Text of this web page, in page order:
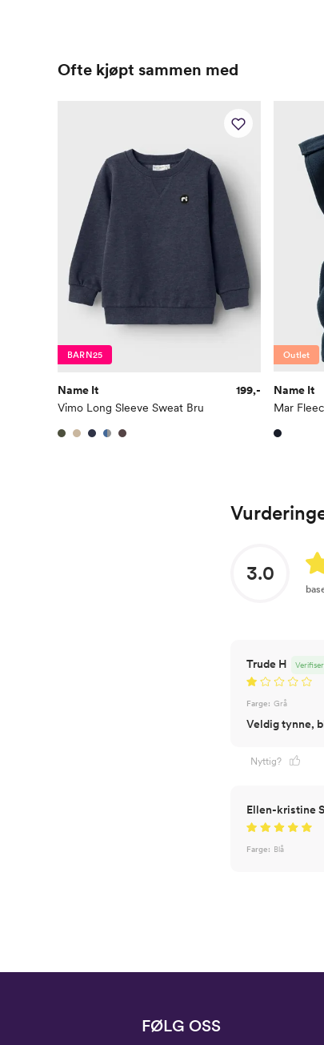
Ofte kjøpt sammen med
BARN25
Name It
Vimo Long Sleeve Sweat Bru
199,-
Outlet
Name It
Mar
3.0
Trude H
Farge: Grå
Veldig tynne,
Nyttig?
Ellen-kristine S
Farge: Blå
FØLG OSS